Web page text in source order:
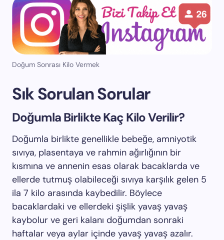
Doğum Sonrası Kilo Vermek
Sık Sorulan Sorular
Doğumla Birlikte Kaç Kilo Verilir?
Doğumla birlikte genellikle bebeğe, amniyotik
sıvıya, plasentaya ve rahmin ağırlığının bir
kısmına ve annenin esas olarak bacaklarda ve
ellerde tutmuş olabileceği sıvıya karşılık gelen 5
ila 7 kilo arasında kaybedilir. Böylece
bacaklardaki ve ellerdeki şişlik yavaş yavaş
kaybolur ve geri kalanı doğumdan sonraki
haftalar veya aylar içinde yavaş yavaş azalır.